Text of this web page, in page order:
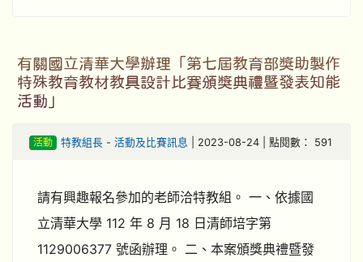
有關國立清華大學辦理「第七屆教育部獎助製作
特殊教育教材教具設計比賽頒獎典禮暨發表知能
活動」
活動 特教組長- 活動及比賽訊息 | 2023-08-24 | 點閱數： 591
請有興趣報名參加的老師洽特教組。 一、依據國
立清華大學 112 年 8 月 18 日清師培字第
1129006377 號函辦理。 二、本案頒獎典禮暨發